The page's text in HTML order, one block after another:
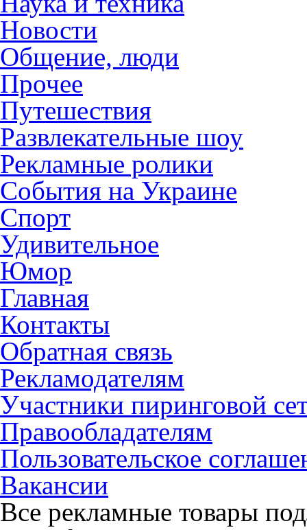
Новости
Общение, люди
Прочее
Путешествия
Развлекательные шоу
Рекламные ролики
События на Украине
Спорт
Удивительное
Юмор
Главная
Контакты
Обратная связь
Рекламодателям
Участники пиринговой
Правообладателям
Пользовательское
Вакансии
Все рекламные товары